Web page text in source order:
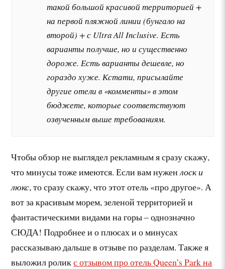
такой большой красивой территорией +
на первой пляжной линии (бунгало на
второй) + с Ultra All Inclusive. Есть
варианты получше, но и существенно
дороже. Есть варианты дешевле, но
гораздо хуже. Кстати, присылайте
другие отели в «комменты» в этом
бюджете, которые соответствуют
озвученным выше требованиям.
Чтобы обзор не выглядел рекламным я сразу скажу,
что минусы тоже имеются. Если вам нуженлоск и
люкс, то сразу скажу, что этот отель «про другое». А
вот за красивым морем, зеленой территорией и
фантастическими видами на горы – однозначно
СЮДА! Подробнее и о плюсах и о минусах
рассказываю дальше в отзыве по разделам. Также я
выложил роликс отзывом про отель Queen’s Park на